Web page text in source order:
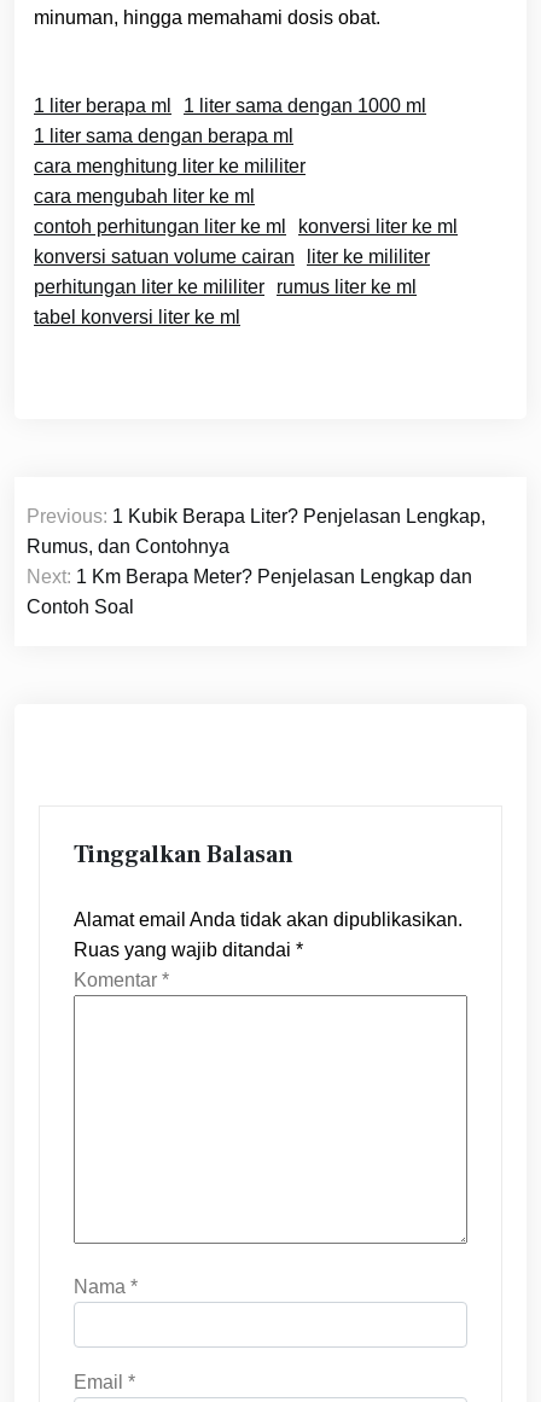
minuman, hingga memahami dosis obat.
1 liter berapa ml
1 liter sama dengan 1000 ml
1 liter sama dengan berapa ml
cara menghitung liter ke mililiter
cara mengubah liter ke ml
contoh perhitungan liter ke ml
konversi liter ke ml
konversi satuan volume cairan
liter ke mililiter
perhitungan liter ke mililiter
rumus liter ke ml
tabel konversi liter ke ml
Navigasi
pos
Previous: 1 Kubik Berapa Liter? Penjelasan Lengkap,
Rumus, dan Contohnya
Next: 1 Km Berapa Meter? Penjelasan Lengkap dan
Contoh Soal
Tinggalkan Balasan
Alamat email Anda tidak akan dipublikasikan.
Ruas yang wajib ditandai *
Komentar *
Nama *
Email *